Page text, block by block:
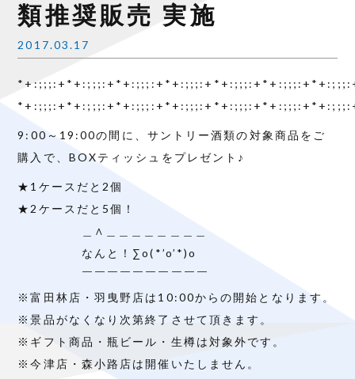
類推奨販売 実施
2017.03.17
9:00～19:00の間に、サントリー酒類の対象商品をご
購入で、BOXティッシュをプレゼント♪
★1ケースだと2個
★2ケースだと5個！
＿∧＿＿＿＿＿＿＿＿
なんと！∑o(*’o’*)o
￣￣￣￣￣￣￣￣￣￣
※富田林店・羽曳野店は10:00からの開始となります。
※景品がなくなり次第終了させて頂きます。
※ギフト商品・瓶ビール・生樽は対象外です。
※今津店・森小路店は開催いたしません。